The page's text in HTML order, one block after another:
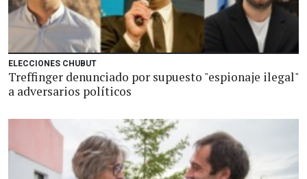
ELECCIONES CHUBUT
Treffinger denunciado por supuesto "espionaje ilegal"
a adversarios políticos